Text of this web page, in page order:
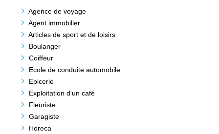
Agence de voyage
Agent immobilier
Articles de sport et de loisirs
Boulanger
Coiffeur
Ecole de conduite automobile
Epicerie
Exploitation d'un café
Fleuriste
Garagiste
Horeca